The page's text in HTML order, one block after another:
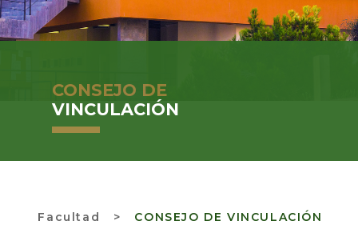
CONSEJO DE
VINCULACIÓN
Facultad > CONSEJO DE VINCULACIÓN